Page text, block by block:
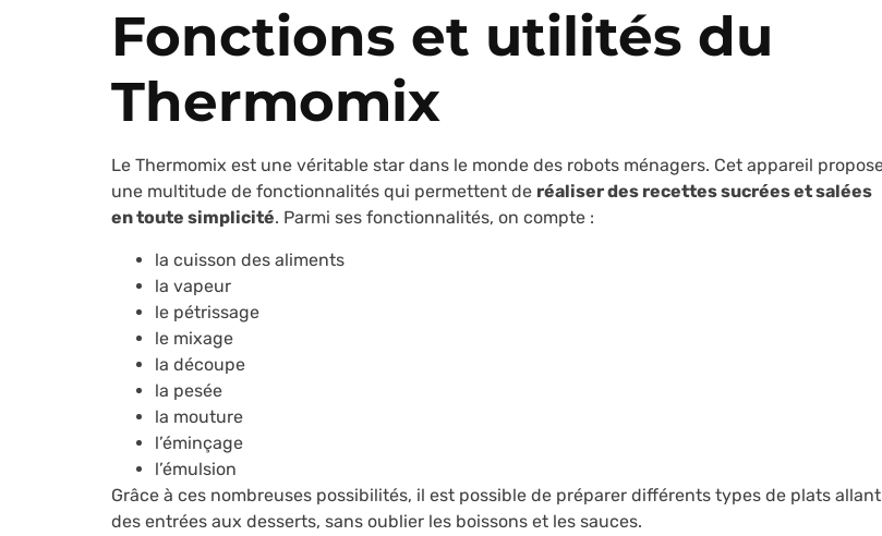
Fonctions et utilités du
Thermomix
Le Thermomix est une véritable star dans le monde des robots ménagers. Cet appareil
une multitude de fonctionnalités qui permettent de réaliser des recettes sucrées et salées
en toute simplicité. Parmi ses fonctionnalités, on compte :
la cuisson des aliments
la vapeur
le pétrissage
le mixage
la découpe
la pesée
la mouture
l’éminçage
l’émulsion
Grâce à ces nombreuses possibilités, il est possible de préparer différents types de plats allant
des entrées aux desserts, sans oublier les boissons et les sauces.